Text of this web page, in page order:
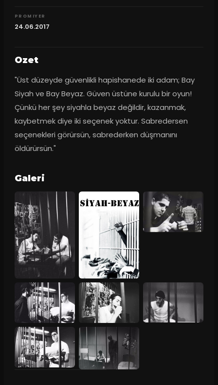
PROMIYER
24.06.2017
Ozet
"Üst düzeyde güvenlikli hapishanede iki adam; Bay
Siyah ve Bay Beyaz. Güven üstüne kurulu bir oyun!
Çünkü her şey siyahla beyaz değildir, kazanmak,
kaybetmek diye iki seçenek yoktur. Sabredersen
seçenekleri görürsün, sabrederken düşmanını
öldürürsün."
Galeri